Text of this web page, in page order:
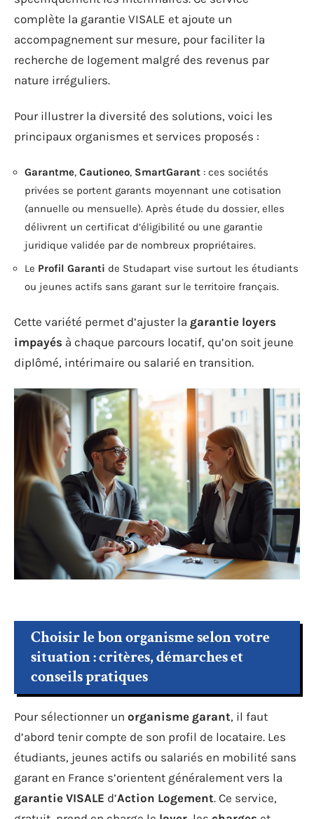
complète la garantie VISALE et ajoute un
accompagnement sur mesure, pour faciliter la
recherche de logement malgré des revenus par
nature irréguliers.
Pour illustrer la diversité des solutions, voici les
principaux organismes et services proposés :
Garantme, Cautioneo, SmartGarant : ces sociétés
privées se portent garants moyennant une cotisation
(annuelle ou mensuelle). Après étude du dossier, elles
délivrent un certificat d’éligibilité ou une garantie
juridique validée par de nombreux propriétaires.
Le Profil Garanti de Studapart vise surtout les étudiants
ou jeunes actifs sans garant sur le territoire français.
Cette variété permet d’ajuster la garantie loyers
impayés à chaque parcours locatif, qu’on soit jeune
diplômé, intérimaire ou salarié en transition.
Choisir le bon organisme selon votre
situation : critères, démarches et
conseils pratiques
Pour sélectionner un organisme garant, il faut
d’abord tenir compte de son profil de locataire. Les
étudiants, jeunes actifs ou salariés en mobilité sans
garant en France s’orientent généralement vers la
garantie VISALE d’Action Logement. Ce service,